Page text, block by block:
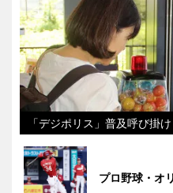
「デジポリス」普及呼び掛け
プロ野球・オ